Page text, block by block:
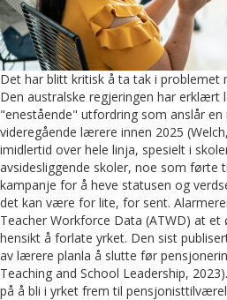
Det har blitt kritisk å ta tak i problemet
Den australske regjeringen har
"enestående" utfordring som anslår
videregående lærere innen 2025
imidlertid over hele linja, spesielt i
avsidesliggende skoler, noe som førte
kampanje for å heve statusen og
det kan være for lite, for sent.
Teacher Workforce Data (ATWD) at
hensikt å forlate yrket. Den sist
av lærere planla å slutte før
Teaching and School Leadership,
på å bli i yrket frem til